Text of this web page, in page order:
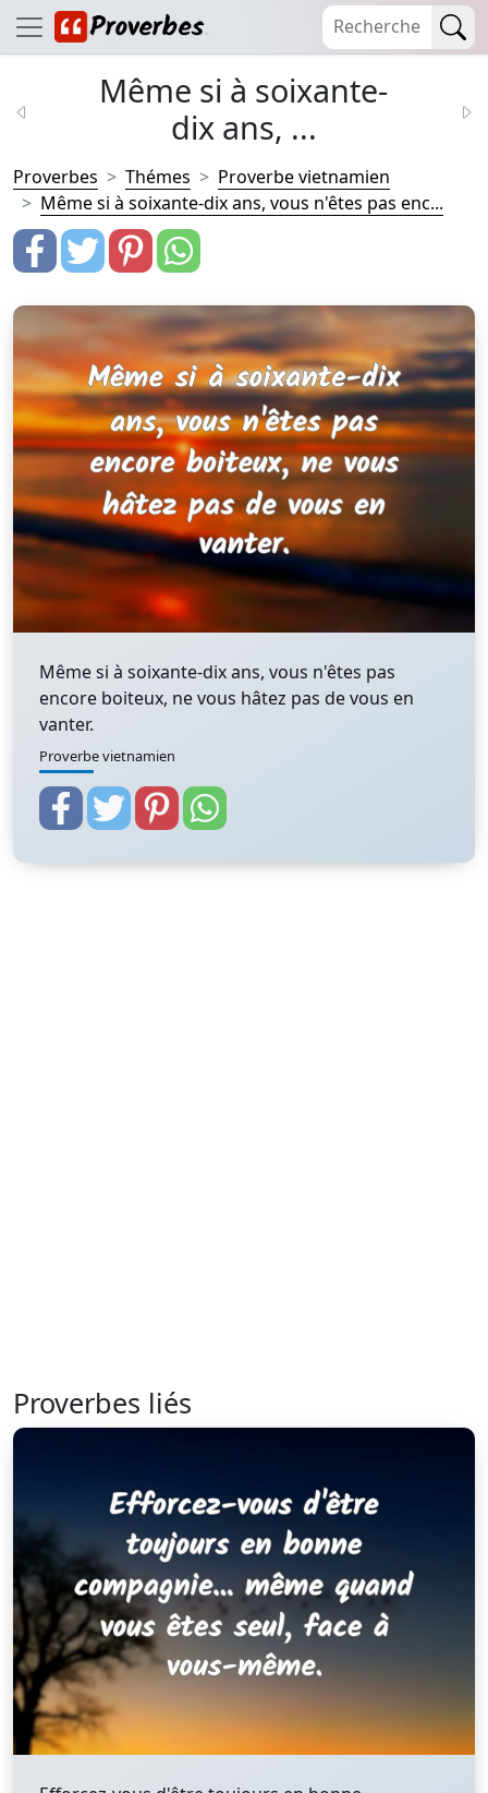
Même si à soixante-
dix ans, ...
Proverbes Thémes
Proverbe vietnamien
Même si à soixante-dix ans, vous n'êtes pas enc...
Même si à soixante-dix ans, vous n'êtes pas
encore boiteux, ne vous hâtez pas de vous en
vanter.
Proverbe vietnamien
Proverbes liés